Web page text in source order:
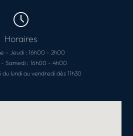
Horaires
- Jeudi : 16h00 - 2h00
Samedi : 16h00 - 4h00
lundi au vendredi dès 11h30